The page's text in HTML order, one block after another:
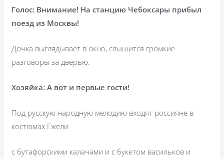
Голос: Внимание! На станцию Чебоксары прибыл
поезд из Москвы!
Дочка выглядывает в окно, слышится громкие
разговоры за дверью.
Хозяйка: А вот и первые гости!
Под русскую народную мелодию входят россияне в
костюмах Гжели
с бутафорскими калачами и с букетом васильков и